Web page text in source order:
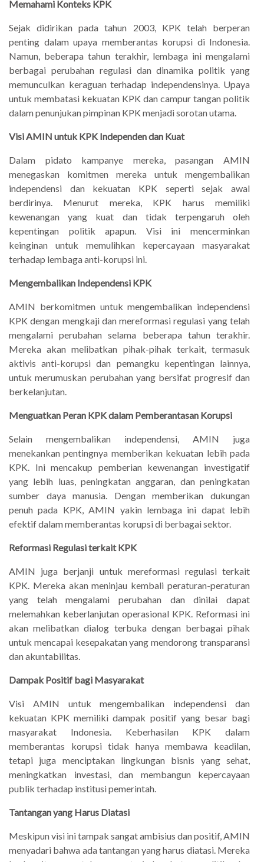
Memahami Konteks KPK
Sejak didirikan pada tahun 2003, KPK telah berperan
penting dalam upaya memberantas korupsi di Indonesia.
Namun, beberapa tahun terakhir, lembaga ini mengalami
berbagai perubahan regulasi dan dinamika politik yang
memunculkan keraguan terhadap independensinya. Upaya
untuk membatasi kekuatan KPK dan campur tangan politik
dalam penunjukan pimpinan KPK menjadi sorotan utama.
Visi AMIN untuk KPK Independen dan Kuat
Dalam pidato kampanye mereka, pasangan AMIN
menegaskan komitmen mereka untuk mengembalikan
independensi dan kekuatan KPK seperti sejak awal
berdirinya. Menurut mereka, KPK harus memiliki
kewenangan yang kuat dan tidak terpengaruh oleh
kepentingan politik apapun. Visi ini mencerminkan
keinginan untuk memulihkan kepercayaan masyarakat
terhadap lembaga anti-korupsi ini.
Mengembalikan Independensi KPK
AMIN berkomitmen untuk mengembalikan independensi
KPK dengan mengkaji dan mereformasi regulasi yang telah
mengalami perubahan selama beberapa tahun terakhir.
Mereka akan melibatkan pihak-pihak terkait, termasuk
aktivis anti-korupsi dan pemangku kepentingan lainnya,
untuk merumuskan perubahan yang bersifat progresif dan
berkelanjutan.
Menguatkan Peran KPK dalam Pemberantasan Korupsi
Selain mengembalikan independensi, AMIN juga
menekankan pentingnya memberikan kekuatan lebih pada
KPK. Ini mencakup pemberian kewenangan investigatif
yang lebih luas, peningkatan anggaran, dan peningkatan
sumber daya manusia. Dengan memberikan dukungan
penuh pada KPK, AMIN yakin lembaga ini dapat lebih
efektif dalam memberantas korupsi di berbagai sektor.
Reformasi Regulasi terkait KPK
AMIN juga berjanji untuk mereformasi regulasi terkait
KPK. Mereka akan meninjau kembali peraturan-peraturan
yang telah mengalami perubahan dan dinilai dapat
melemahkan keberlanjutan operasional KPK. Reformasi ini
akan melibatkan dialog terbuka dengan berbagai pihak
untuk mencapai kesepakatan yang mendorong transparansi
dan akuntabilitas.
Dampak Positif bagi Masyarakat
Visi AMIN untuk mengembalikan independensi dan
kekuatan KPK memiliki dampak positif yang besar bagi
masyarakat Indonesia. Keberhasilan KPK dalam
memberantas korupsi tidak hanya membawa keadilan,
tetapi juga menciptakan lingkungan bisnis yang sehat,
meningkatkan investasi, dan membangun kepercayaan
publik terhadap institusi pemerintah.
Tantangan yang Harus Diatasi
Meskipun visi ini tampak sangat ambisius dan positif, AMIN
menyadari bahwa ada tantangan yang harus diatasi. Mereka